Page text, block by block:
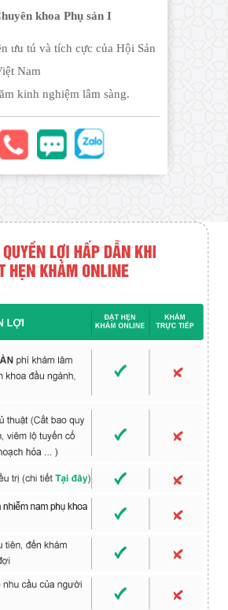
khoa Phụ sản I
ưu tú và tích cực của Hội Sản
Nam
kinh nghiệm lâm sàng.